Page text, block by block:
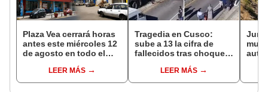
Plaza Vea cerrará horas
antes este miércoles 12
de agosto en todo el
hasta las 7 p.m.
LEER MÁS
Tragedia en Cusco:
sube a 13 la cifra de
fallecidos tras choque
EspinarLEER MÁS
auto